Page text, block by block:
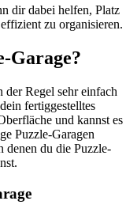
dir dabei helfen, Platz
zu organisieren.
Garage?
Regel sehr einfach
fertiggestelltes
und kannst es
Puzzle-Garagen
denen du die Puzzle-